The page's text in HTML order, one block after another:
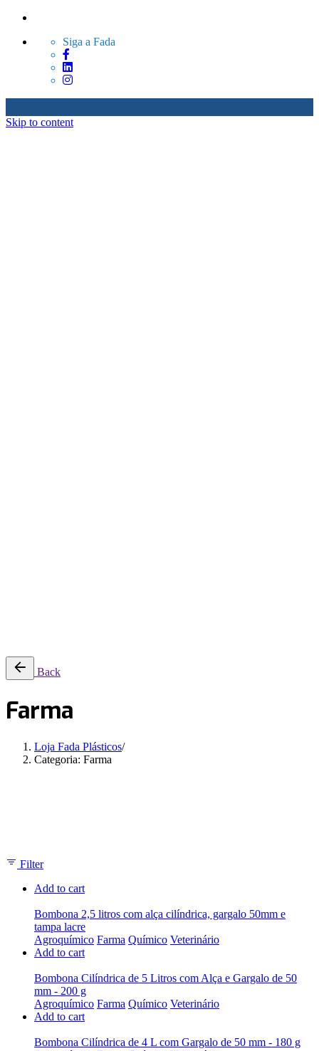
Siga a Fada
Skip to content
Back
Farma
Loja Fada Plásticos/
Categoria: Farma
Filter
Add to cart
Bombona 2,5 litros com alça cilíndrica, gargalo 50mm e
tampa lacre
Agroquímico Farma Químico Veterinário
Add to cart
Bombona Cilíndrica de 5 Litros com Alça e Gargalo de 50
mm - 200 g
Agroquímico Farma Químico Veterinário
Add to cart
Bombona Cilíndrica de 4 L com Gargalo de 50 mm - 180 g